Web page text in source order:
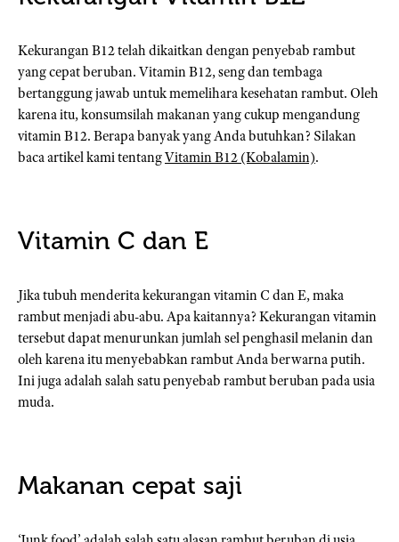
Kekurangan B12 telah dikaitkan dengan penyebab rambut
yang cepat beruban. Vitamin B12, seng dan tembaga
bertanggung jawab untuk memelihara kesehatan rambut. Oleh
karena itu, konsumsilah makanan yang cukup mengandung
vitamin B12. Berapa banyak yang Anda butuhkan? Silakan
baca artikel kami tentangVitamin B12 (Kobalamin).
Vitamin C dan E
Jika tubuh menderita kekurangan vitamin C dan E, maka
rambut menjadi abu-abu. Apa kaitannya? Kekurangan vitamin
tersebut dapat menurunkan jumlah sel penghasil melanin dan
oleh karena itu menyebabkan rambut Anda berwarna putih.
Ini juga adalah salah satu penyebab rambut beruban pada usia
muda.
Makanan cepat saji